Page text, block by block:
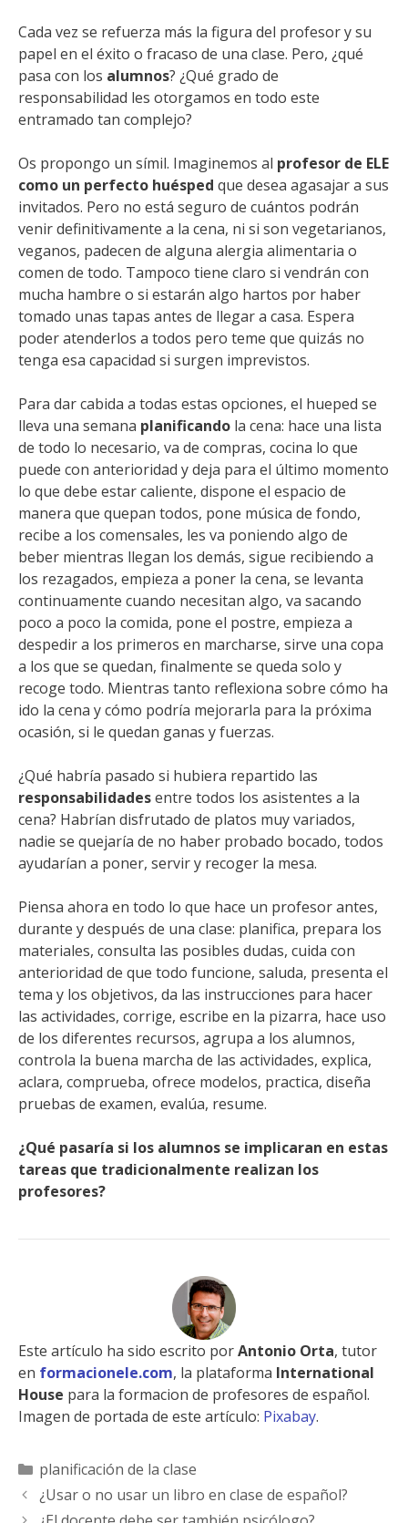
Cada vez se refuerza más la figura del profesor y su
papel en el éxito o fracaso de una clase. Pero, ¿qué
pasa con los alumnos? ¿Qué grado de
responsabilidad les otorgamos en todo este
entramado tan complejo?
Os propongo un símil. Imaginemos al profesor de ELE
como un perfecto huésped que desea agasajar a sus
invitados. Pero no está seguro de cuántos podrán
venir definitivamente a la cena, ni si son vegetarianos,
veganos, padecen de alguna alergia alimentaria o
comen de todo. Tampoco tiene claro si vendrán con
mucha hambre o si estarán algo hartos por haber
tomado unas tapas antes de llegar a casa. Espera
poder atenderlos a todos pero teme que quizás no
tenga esa capacidad si surgen imprevistos.
Para dar cabida a todas estas opciones, el hueped se
lleva una semana planificando la cena: hace una lista
de todo lo necesario, va de compras, cocina lo que
puede con anterioridad y deja para el último momento
lo que debe estar caliente, dispone el espacio de
manera que quepan todos, pone música de fondo,
recibe a los comensales, les va poniendo algo de
beber mientras llegan los demás, sigue recibiendo a
los rezagados, empieza a poner la cena, se levanta
continuamente cuando necesitan algo, va sacando
poco a poco la comida, pone el postre, empieza a
despedir a los primeros en marcharse, sirve una copa
a los que se quedan, finalmente se queda solo y
recoge todo. Mientras tanto reflexiona sobre cómo ha
ido la cena y cómo podría mejorarla para la próxima
ocasión, si le quedan ganas y fuerzas.
¿Qué habría pasado si hubiera repartido las
responsabilidadesentre todos los asistentes a la
cena? Habrían disfrutado de platos muy variados,
nadie se quejaría de no haber probado bocado, todos
ayudarían a poner, servir y recoger la mesa.
Piensa ahora en todo lo que hace un profesor antes,
durante y después de una clase: planifica, prepara los
materiales, consulta las posibles dudas, cuida con
anterioridad de que todo funcione, saluda, presenta el
tema y los objetivos, da las instrucciones para hacer
las actividades, corrige, escribe en la pizarra, hace uso
de los diferentes recursos, agrupa a los alumnos,
controla la buena marcha de las actividades, explica,
aclara, comprueba, ofrece modelos, practica, diseña
pruebas de examen, evalúa, resume.
¿Qué pasaría si los alumnos se implicaran en estas
tareas que tradicionalmente realizan los
profesores?
Este artículo ha sido escrito porAntonio Orta, tutor
en formacionele.com, la plataforma International
House para la formacion de profesores de español.
Imagen de portada de este artículo: Pixabay.
Categorías
planificación de la clase
¿Usar o no usar un libro en clase de español?